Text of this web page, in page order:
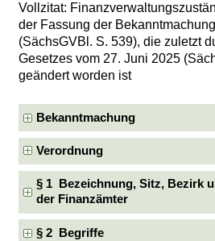
Vollzitat:
der Fassung der
(SächsGVBl. S. 539), die zuletzt
Gesetzes vom 27. Juni 2025
geändert worden ist
Bekanntmachung
Verordnung
§ 1 Bezeichnung, Sitz, Bezirk
der Finanzämter
§ 2 Begriffe